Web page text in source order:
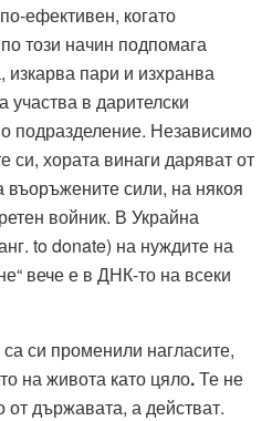
ефективен, когато
този начин подпомага
изкарва пари и изхранва
в дарителски
подразделение. Независимо
си, хората винаги даряват от
въоръжените сили, на някоя
войник. В Украйна
to donate) на нуждите на
вече е в ДНК-то на всеки
си променили нагласите,
на живота като цяло.Те не
от държавата, а действат.